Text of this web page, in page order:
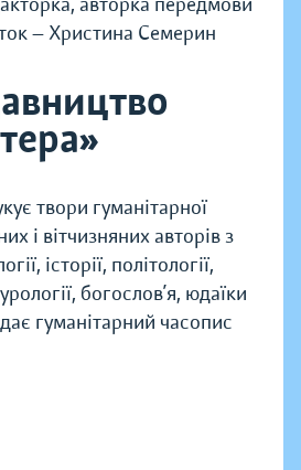
— Христина Семерин
твори гуманітарної
і вітчизняних авторів з
історії, політології,
богослов’я, юдаїки
гуманітарний часопис